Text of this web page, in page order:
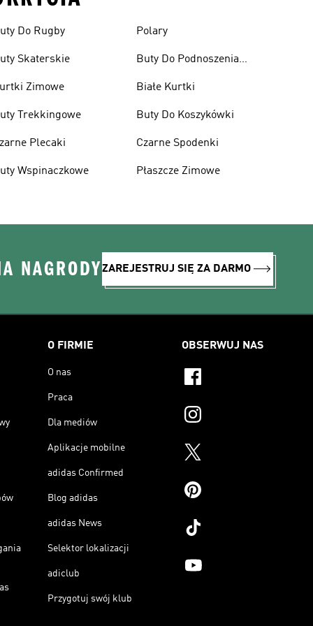
Do Rugby
Skaterskie
Zimowe
Trekkingowe
Plecaki
Wspinaczkowe
Polary
Buty Do Podnoszenia
Białe Kurtki
Buty Do Koszykówki
Czarne Spodenki
Płaszcze Zimowe
NAGRODYZAREJESTRUJ SIĘ ZA DARMO
O FIRMIE
O nas
Praca
Dla mediów
Aplikacje mobilne
adidas Confirmed
Blog adidas
adidas News
Selektor lokalizacji
adiclub
Przygotuj swój klub
OBSERWUJ NAS